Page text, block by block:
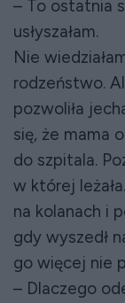
– To ostatnia
usłyszałam.
Nie
rodzeństwo.
pozwoliła
się, że mama
do szpitala.
w której
na kolanach i
gdy wyszedł
go więcej nie
– Dlaczego